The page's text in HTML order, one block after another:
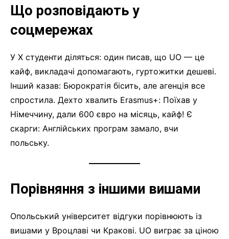
Що розповідають у
соцмережах
У X студенти діляться: один писав, що UO — це
кайф, викладачі допомагають, гуртожитки дешеві.
Інший казав: Бюрократія бісить, але агенція все
спростила. Дехто хвалить Erasmus+: Поїхав у
Німеччину, дали 600 євро на місяць, кайф! Є
скарги: Англійських програм замало, вчи
польську.
Порівняння з іншими вишами
Опольський університет відгуки порівнюють із
вишами у Вроцлаві чи Кракові. UO виграє за ціною